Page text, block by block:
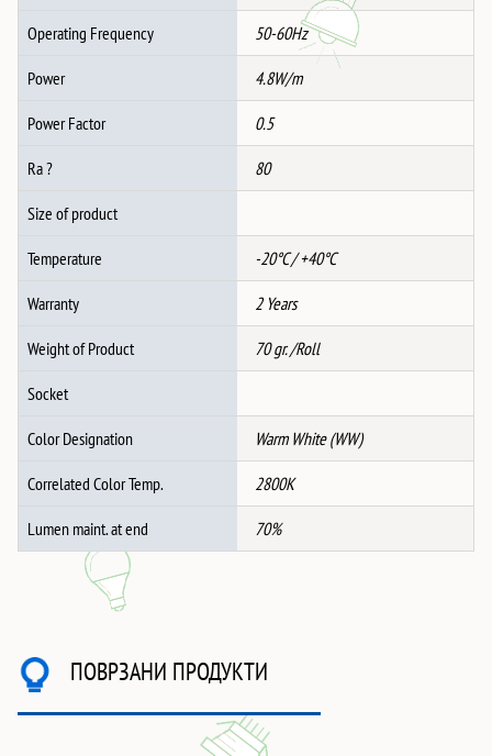
Operating Frequency 50-60Hz
Power 4.8W/m
Power Factor 0.5
Ra ? 80
Size of product
Temperature -20°C / +40°C
Warranty 2 Years
Weight of Product 70 gr. /Roll
Socket
Color Designation Warm White (WW)
Correlated Color Temp. 2800K
Lumen maint. at end 70%
ПОВРЗАНИ ПРОДУКТИ